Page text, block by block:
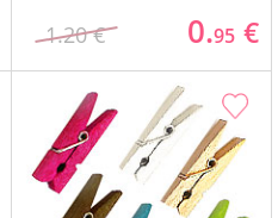
1.20 € 0.95 €